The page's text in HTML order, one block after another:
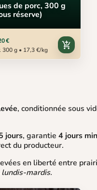
de porc, 300 g
réserve)
€
300 g • 17,3 €/kg
add_shopping_cart
, conditionnée sous
jours, garantie 4 jours
du producteur.
en liberté entre
mardis.